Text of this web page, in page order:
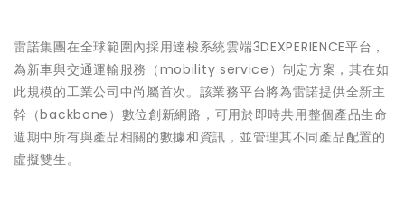
雷諾集團在全球範圍內採用達梭系統雲端3DEXPERIENCE平台，
為新車與交通運輸服務（mobility service）制定方案，其在如
此規模的工業公司中尚屬首次。該業務平台將為雷諾提供全新主
幹（backbone）數位創新網路，可用於即時共用整個產品生命
週期中所有與產品相關的數據和資訊，並管理其不同產品配置的
虛擬雙生。